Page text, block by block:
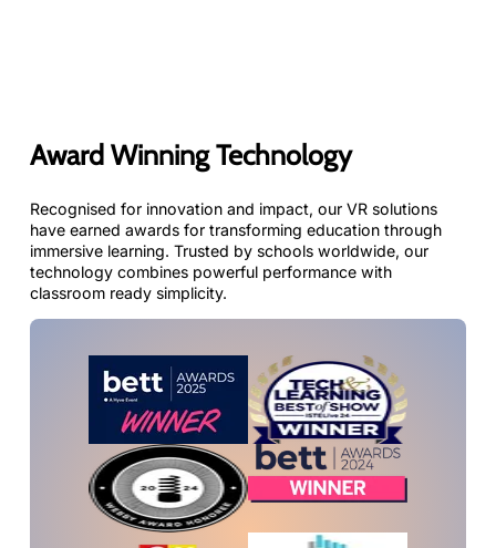
equilibrio,
autoregolarsi
Award Winning Technology
Recognised for innovation and impact, our VR solutions
have earned awards for transforming education through
immersive learning. Trusted by schools worldwide, our
technology combines powerful performance with
classroom ready simplicity.